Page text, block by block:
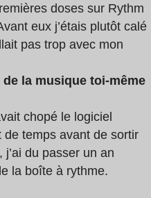
doses sur Rythm
eux j’étais plutôt calé
pas trop avec mon
la musique toi-même
chopé le logiciel
de temps avant de sortir
du passer un an
la boîte à rythme.